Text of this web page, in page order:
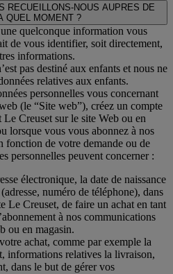
RECUEILLONS-NOUS AUPRES DE
QUEL MOMENT ?
quelconque information vous
de vous identifier, soit directement,
informations.
pas destiné aux enfants et nous ne
relatives aux enfants.
personnelles vous concernant
(le “Site web”), créez un compte
Creuset sur le site Web ou en
lorsque vous vous abonnez à nos
fonction de votre demande ou de
personnelles peuvent concerner :
électronique, la date de naissance
numéro de téléphone), dans
Le Creuset, de faire un achat en tant
à nos communications
ou en magasin.
achat, comme par exemple la
informations relatives la livraison,
dans le but de gérer vos